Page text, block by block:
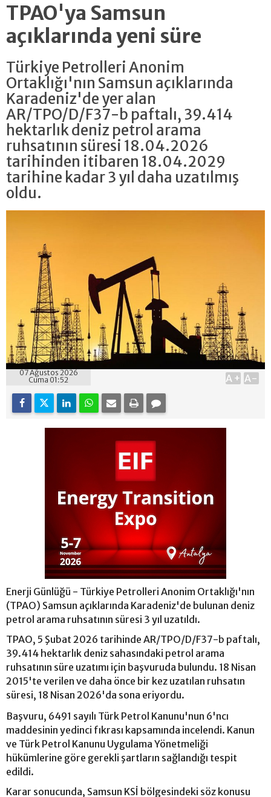
TPAO'ya Samsun
açıklarında yeni süre
Türkiye Petrolleri Anonim
Ortaklığı'nın Samsun açıklarında
Karadeniz'de yer alan
AR/TPO/D/F37-b paftalı, 39.414
hektarlık deniz petrol arama
ruhsatının süresi 18.04.2026
tarihinden itibaren 18.04.2029
tarihine kadar 3 yıl daha uzatılmış
oldu.
07 Ağustos 2026
Cuma 01:52
A+ A-
Enerji Günlüğü - Türkiye Petrolleri Anonim Ortaklığı'nın
(TPAO) Samsun açıklarında Karadeniz'de bulunan deniz
petrol arama ruhsatının süresi 3 yıl uzatıldı.
TPAO, 5 Şubat 2026 tarihinde AR/TPO/D/F37-b paftalı,
39.414 hektarlık deniz sahasındaki petrol arama
ruhsatının süre uzatımı için başvuruda bulundu. 18 Nisan
2015'te verilen ve daha önce bir kez uzatılan ruhsatın
süresi, 18 Nisan 2026'da sona eriyordu.
Başvuru, 6491 sayılı Türk Petrol Kanunu'nun 6'ncı
maddesinin yedinci fıkrası kapsamında incelendi. Kanun
ve Türk Petrol Kanunu Uygulama Yönetmeliği
hükümlerine göre gerekli şartların sağlandığı tespit
edildi.
Karar sonucunda, Samsun KSİ bölgesindeki söz konusu